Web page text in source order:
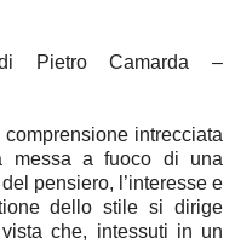
di Pietro Camarda –
intrecciata
messa a fuoco di una
pensiero, l’interesse e
dello stile si dirige
che, intessuti in un